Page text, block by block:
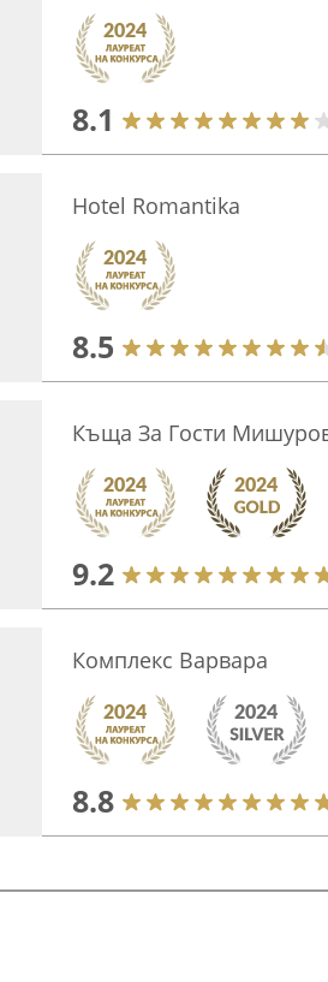
8.1
Hotel Romantika
8.5
Къща За Гости
9.2
Комплекс Варвара
8.8